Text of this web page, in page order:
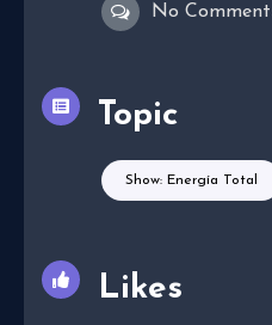
No
Topic
Show: Energía Total
Likes